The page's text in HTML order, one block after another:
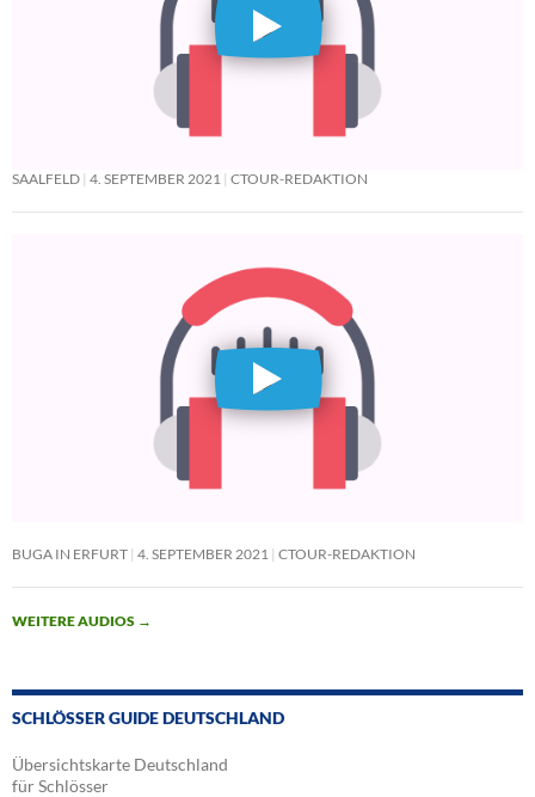
SAALFELD 4. SEPTEMBER 2021 CTOUR-REDAKTION
BUGA IN ERFURT 4. SEPTEMBER 2021 CTOUR-REDAKTION
WEITERE AUDIOS →
SCHLÖSSER GUIDE DEUTSCHLAND
Übersichtskarte Deutschland
für Schlösser